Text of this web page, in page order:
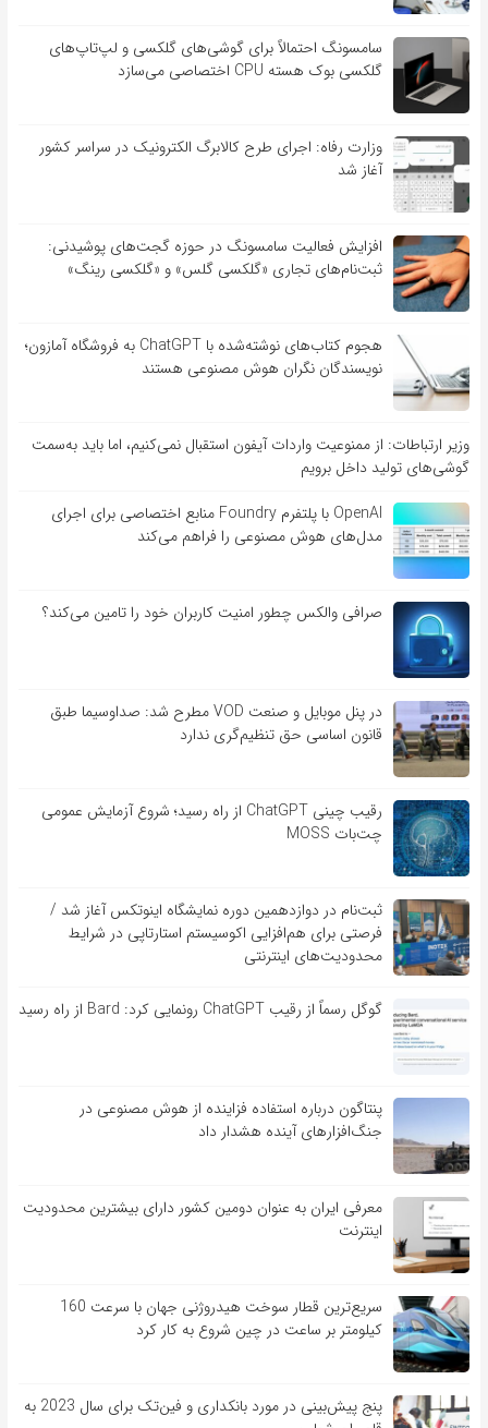
سامسونگ احتمالاً برای گوشی‌های گلکسی و لپ‌تاپ‌های
گلکسی بوک هسته CPU اختصاصی می‌سازد
وزارت رفاه: اجرای طرح کالابرگ الکترونیک در سراسر کشور
آغاز شد
افزایش فعالیت سامسونگ در حوزه گجت‌های پوشیدنی:
ثبت‌نام‌های تجاری «گلکسی گلس» و «گلکسی رینگ»
هجوم کتاب‌های نوشته‌شده با ChatGPT به فروشگاه آمازون؛
نویسندگان نگران هوش مصنوعی هستند
وزیر ارتباطات: از ممنوعیت واردات آیفون استقبال نمی‌کنیم، اما باید به‌سمت
گوشی‌های تولید داخل برویم
OpenAI با پلتفرم Foundry منابع اختصاصی برای اجرای
مدل‌های هوش مصنوعی را فراهم می‌کند
صرافی والکس چطور امنیت کاربران خود را تامین می‌کند؟
در پنل موبایل و صنعت VOD مطرح شد: صداوسیما طبق
قانون اساسی حق تنظیم‌گری ندارد
رقیب چینی ChatGPT از راه رسید؛ شروع آزمایش عمومی
چت‌بات MOSS
ثبت‌نام در دوازدهمین دوره نمایشگاه اینوتکس آغاز شد /
فرصتی برای هم‌افزایی اکوسیستم استارتاپی در شرایط
محدودیت‌های اینترنتی
گوگل رسماً از رقیب ChatGPT رونمایی کرد: Bard از راه رسید
پنتاگون درباره استفاده فزاینده از هوش مصنوعی در
جنگ‌افزارهای آینده هشدار داد
معرفی ایران به عنوان دومین کشور دارای بیشترین محدودیت
اینترنت
سریع‌ترین قطار سوخت هیدروژنی جهان با سرعت 160
کیلومتر بر ساعت در چین شروع به کار کرد
پنج پیش‌بینی در مورد بانکداری و فین‌تک برای سال 2023 به